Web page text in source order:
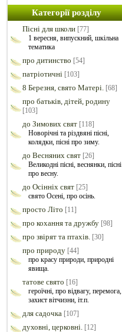
Категорії розділу
Пісні для школи [77]
1 вересня, випускний, шкільна
тематика
про дитинство [54]
патріотичні [103]
8 Березня, свято Матері. [68]
про батьків, дітей, родину
[103]
до Зимових свят [118]
Новорічні та різдвяні пісні,
колядки, пісні про зиму.
до Весняних свят [26]
Великодні пісні, веснянки, пісні
про весну.
до Осінніх свят [25]
свято Осені, про осінь.
просто Літо [11]
про кохання та дружбу [98]
про звірят та птахів. [30]
про природу [44]
про красу природи, природні
явища.
татове свято [16]
героїчні, про відвагу, перемога,
захист вітчизни, іт.п.
для садочка [107]
духовні, церковні. [12]